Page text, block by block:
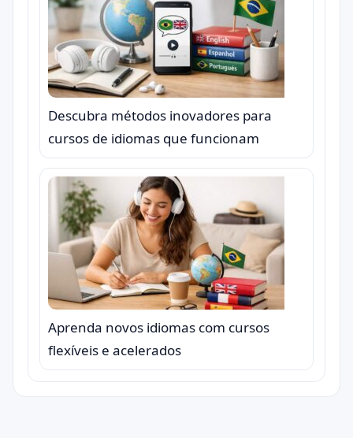
Descubra métodos inovadores para
cursos de idiomas que funcionam
Aprenda novos idiomas com cursos
flexíveis e acelerados